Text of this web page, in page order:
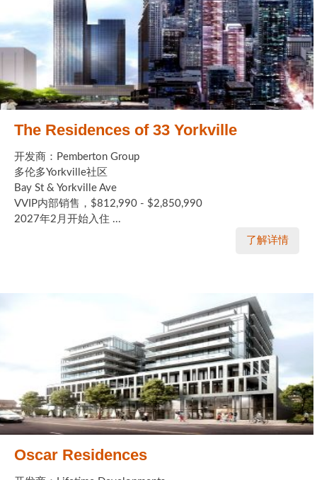
The Residences of 33 Yorkville
开发商：Pemberton Group
多伦多Yorkville社区
Bay St & Yorkville Ave
VVIP内部销售，$812,990 - $2,850,990
2027年2月开始入住 ...
了解详情
Oscar Residences